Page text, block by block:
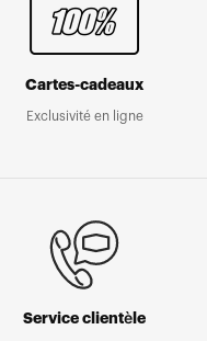
Cartes-cadeaux
Exclusivité en ligne
Service clientèle